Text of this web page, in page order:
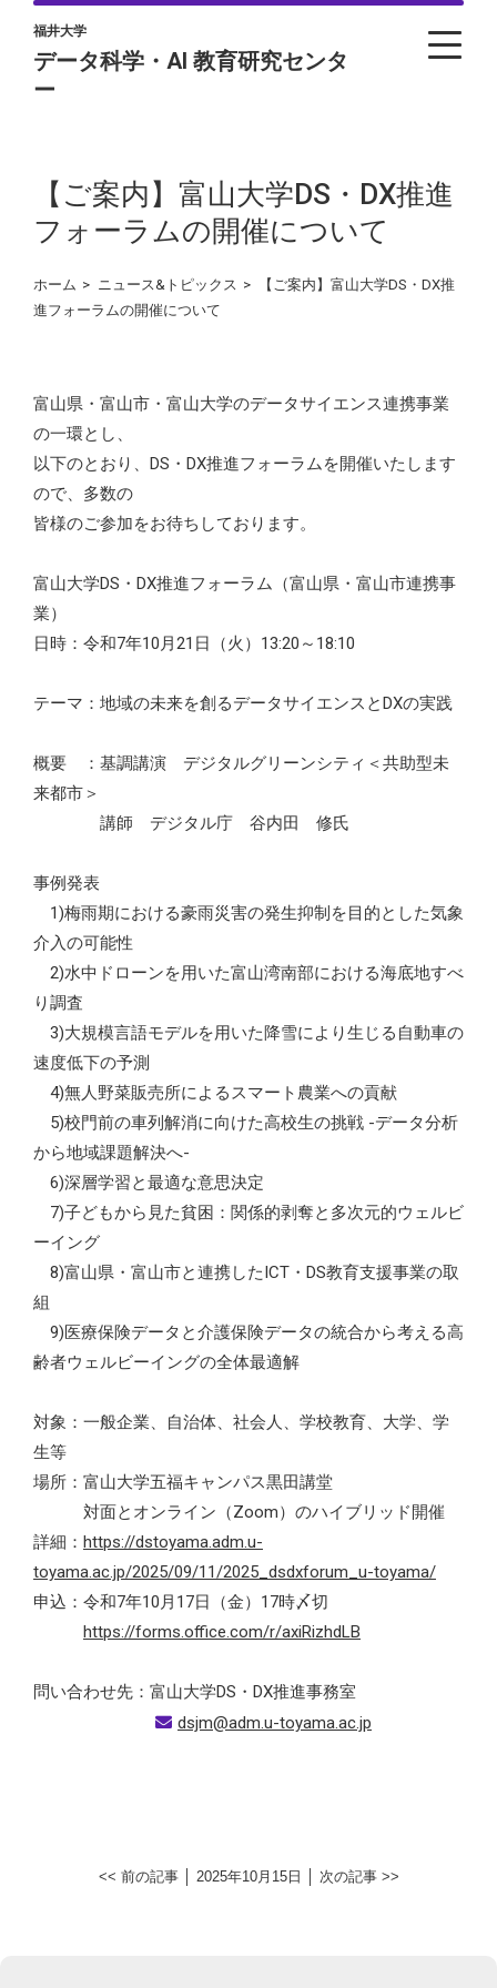
福井大学
データ科学・AI 教育研究センタ
ー
【ご案内】富山大学DS・DX推進
フォーラムの開催について
ホーム > ニュース&トピックス >
【ご案内】富山大学DS・DX推
進フォーラムの開催について
富山県・富山市・富山大学のデータサイエンス連携事業
の一環とし、
以下のとおり、DS・DX推進フォーラムを開催いたします
ので、多数の
皆様のご参加をお待ちしております。
富山大学DS・DX推進フォーラム（富山県・富山市連携事
業）
日時：令和7年10月21日（火）13:20～18:10
テーマ：地域の未来を創るデータサイエンスとDXの実践
概要 ：基調講演 デジタルグリーンシティ＜共助型未
来都市＞
講師 デジタル庁 谷内田 修氏
事例発表
1)梅雨期における豪雨災害の発生抑制を目的とした気象
介入の可能性
2)水中ドローンを用いた富山湾南部における海底地すべ
り調査
3)大規模言語モデルを用いた降雪により生じる自動車の
速度低下の予測
4)無人野菜販売所によるスマート農業への貢献
5)校門前の車列解消に向けた高校生の挑戦 -データ分析
から地域課題解決へ-
6)深層学習と最適な意思決定
7)子どもから見た貧困：関係的剥奪と多次元的ウェルビ
ーイング
8)富山県・富山市と連携したICT・DS教育支援事業の取
組
9)医療保険データと介護保険データの統合から考える高
齢者ウェルビーイングの全体最適解
対象：一般企業、自治体、社会人、学校教育、大学、学
生等
場所：富山大学五福キャンパス黒田講堂
対面とオンライン（Zoom）のハイブリッド開催
詳細： https://dstoyama.adm.u-
toyama.ac.jp/2025/09/11/2025_dsdxforum_u-toyama/
申込：令和7年10月17日（金）17時〆切
https://forms.office.com/r/axiRizhdLB
問い合わせ先：富山大学DS・DX推進事務室
dsjm@adm.u-toyama.ac.jp
<< 前の記事│ 2025年10月15日 │ 次の記事 >>